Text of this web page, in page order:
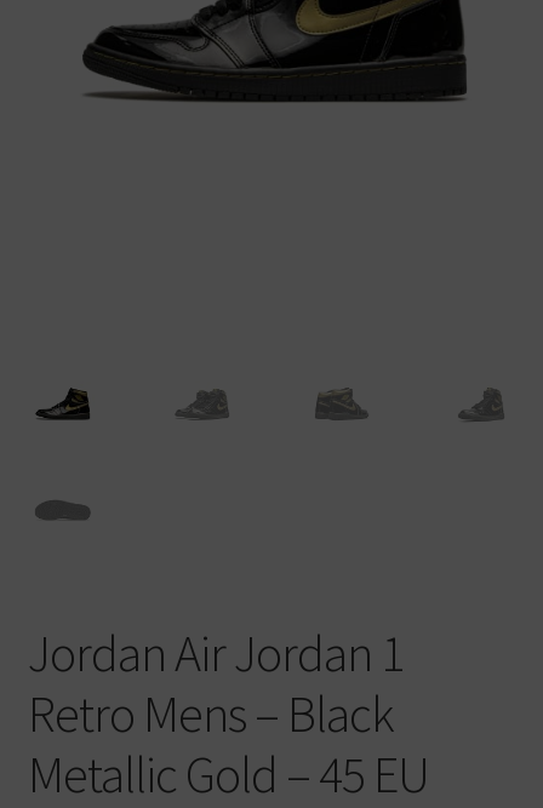
Mein Konto
Jordan Air Jordan 1
Retro Mens – Black
Metallic Gold – 45 EU